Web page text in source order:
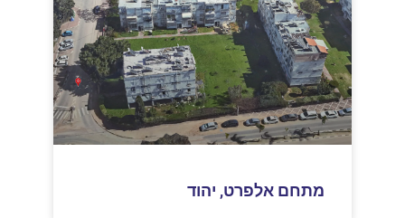
מתחם אלפרט, יהוד